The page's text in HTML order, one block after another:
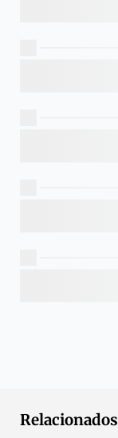
Relacionados